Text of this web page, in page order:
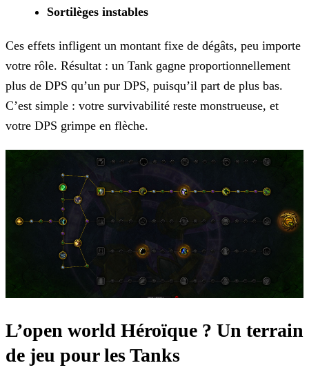
Sortilèges instables
Ces effets infligent un montant fixe de dégâts, peu importe
votre rôle. Résultat : un Tank gagne proportionnellement
plus de DPS qu’un pur DPS, puisqu’il part de plus bas.
C’est simple : votre survivabilité reste monstrueuse, et
votre DPS grimpe en flèche.
L’open world Héroïque ? Un terrain
de jeu pour les Tanks